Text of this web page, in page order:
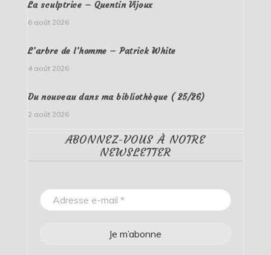
La sculptrice – Quentin Vijoux
6 août 2026
L’arbre de l’homme – Patrick White
4 août 2026
Du nouveau dans ma bibliothèque ( 25/26)
2 août 2026
ABONNEZ-VOUS À NOTRE
NEWSLETTER